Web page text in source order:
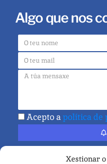
Xestionar
Algo que nos
Acepto apolítica de